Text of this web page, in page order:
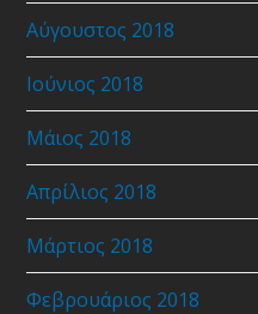
Αύγουστος 2018
Ιούνιος 2018
Μάιος 2018
Απρίλιος 2018
Μάρτιος 2018
Φεβρουάριος 2018